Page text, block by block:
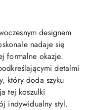
designem
nadaje się
formalne okazje.
detalmi
który doda szyku
tej koszulki
indywidualny styl.